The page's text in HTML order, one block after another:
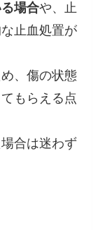
場合や、止
止血処置が
、傷の状態
もらえる点
合は迷わず